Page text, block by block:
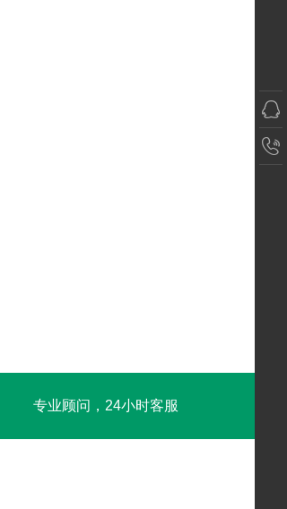
专业顾问，24小时客服